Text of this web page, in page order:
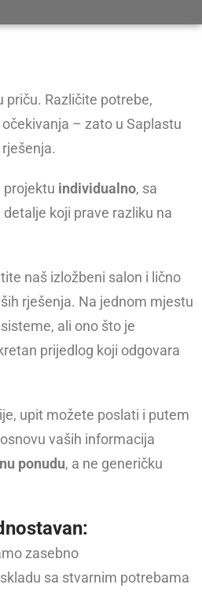
priču. Različite potrebe,
– zato u Saplastu
projektu individualno, sa
koji prave razliku na
naš izložbeni salon i lično
rješenja. Na jednom mjestu
ali ono što je
prijedlog koji odgovara
upit možete poslati i putem
vaših informacija
ponudu, a ne generičku
zasebno
sa stvarnim potrebama